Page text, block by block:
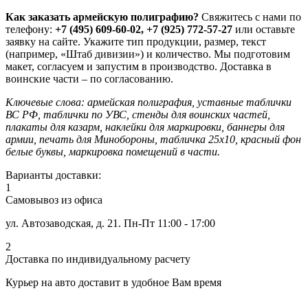
Как заказать армейскую полиграфию? Свяжитесь с нами по
телефону: +7 (495) 609-60-02, +7 (925) 772-57-27 или оставьте
заявку на сайте. Укажите тип продукции, размер, текст
(например, «Штаб дивизии») и количество. Мы подготовим
макет, согласуем и запустим в производство. Доставка в
воинские части – по согласованию.
Ключевые слова: армейская полиграфия, уставные таблички
ВС РФ, таблички по УВС, стенды для воинских частей,
плакаты для казарм, наклейки для маркировки, баннеры для
армии, печать для Минобороны, табличка 25х10, красный фон
белые буквы, маркировка помещений в части.
Варианты доставки:
1
Самовывоз из офиса
ул. Автозаводская, д. 21. Пн-Пт 11:00 - 17:00
2
Доставка по индивидуальному расчету
Курьер на авто доставит в удобное Вам время